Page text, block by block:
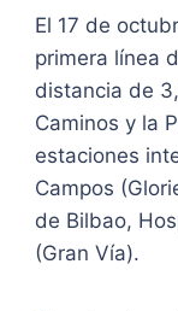
El 17 de
primera línea
distancia de
Caminos y la
estaciones
Campos
de Bilbao,
(Gran Vía).